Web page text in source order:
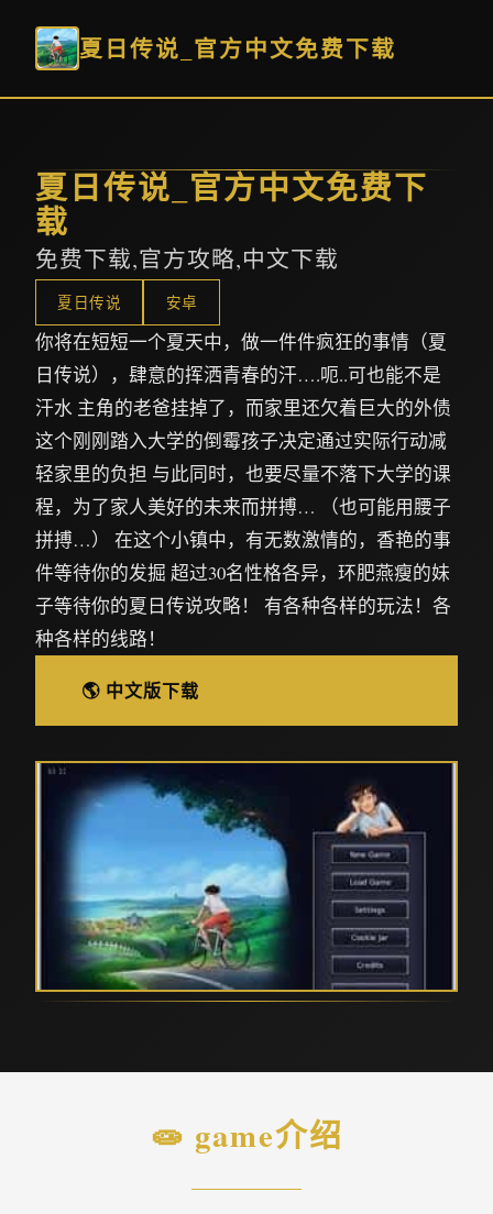
夏日传说_官方中文免费下载
夏日传说_官方中文免费下
载
免费下载,官方攻略,中文下载
夏日传说 安卓
你将在短短一个夏天中，做一件件疯狂的事情（夏
日传说），肆意的挥洒青春的汗….呃..可也能不是
汗水 主角的老爸挂掉了，而家里还欠着巨大的外债
这个刚刚踏入大学的倒霉孩子决定通过实际行动减
轻家里的负担 与此同时，也要尽量不落下大学的课
程，为了家人美好的未来而拼搏… （也可能用腰子
拼搏…） 在这个小镇中，有无数激情的，香艳的事
件等待你的发掘 超过30名性格各异，环肥燕瘦的妹
子等待你的夏日传说攻略！ 有各种各样的玩法！各
种各样的线路！
🌎 中文版下载
🧫 game介绍